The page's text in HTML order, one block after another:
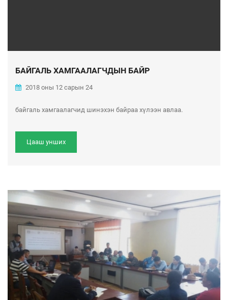
БАЙГАЛЬ ХАМГААЛАГЧДЫН БАЙР
2018 оны 12 сарын 24
байгаль хамгаалагчид шинэхэн байраа хүлээн авлаа.
Цааш унших